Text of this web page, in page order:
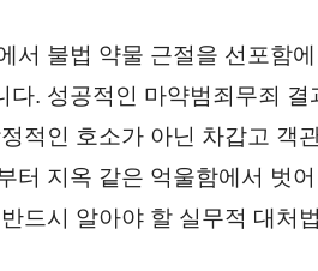
서 불법 약물 근절을 선포함
다. 성공적인 마약범죄무죄
적인 호소가 아닌 차갑고 객
터 지옥 같은 억울함에서 벗
드시 알아야 할 실무적 대처